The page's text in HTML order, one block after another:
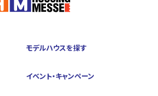
モデルハウスを探す
イベント・キャンペーン